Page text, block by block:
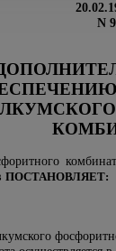
N
ПОСТАНОВЛЯЕТ: